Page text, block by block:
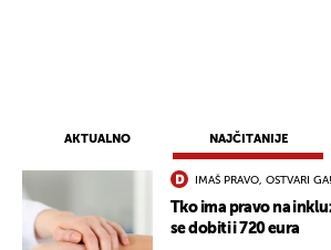
AKTUALNO NAJČITANIJE
IMAŠ PRAVO, OSTVARI GA!
Tko ima pravo na
se dobiti i 720 eura